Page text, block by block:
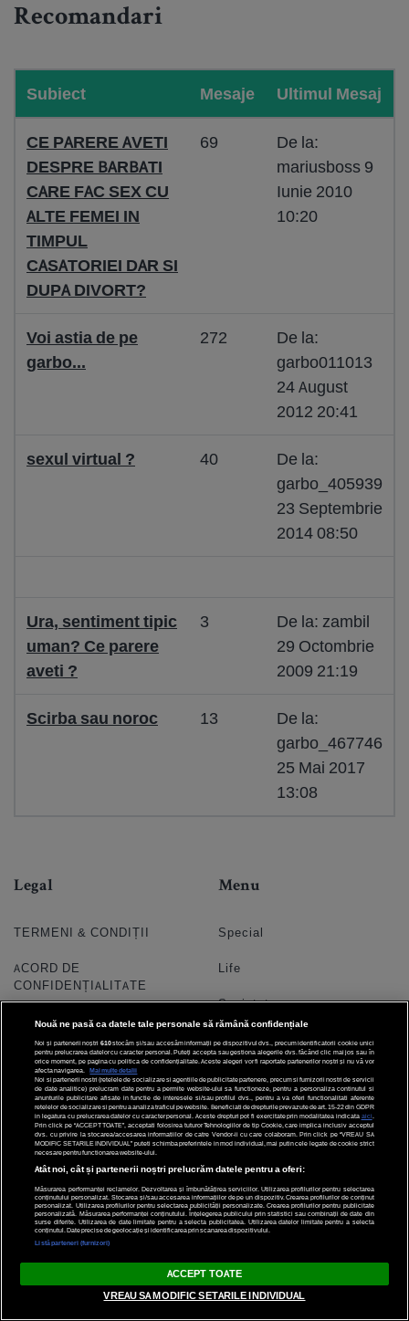
Recomandari
Subiect Mesaje Ultimul Mesaj
CE PARERE AVETI
DESPRE BARBATI
CARE FAC SEX CU
ALTE FEMEI IN
TIMPUL
CASATORIEI DAR SI
DUPA DIVORT?
69
De la:
mariusboss 9
Iunie 2010
10:20
Voi astia de pe
garbo...
272
De la:
garbo011013
24 August
2012 20:41
sexul virtual ? 40
De la:
garbo_405939
23 Septembrie
2014 08:50
Ura, sentiment tipic
uman? Ce parere
aveti ?
3
De la: zambil
29 Octombrie
2009 21:19
Scirba sau noroc 13
De la:
garbo_467746
25 Mai 2017
13:08
Legal
TERMENI & CONDIȚII
ACORD DE
CONFIDENȚIALITATE
POLITICA COOKIES
PRELUCRAREA DATELOR
CONTACT
SETĂRI COOKIE
Menu
Special
Life
Societate
Stil
Horoscop
Quiz
Echipa
Diverse
TESTELE GARBO
Nouă ne pasă ca datele tale personale să rămână confidențiale
Noi și partenerii noștri 610stocăm și/sau accesăm informații pe dispozitivul dvs., precum identificatorii cookie unici
pentru prelucrarea datelor cu caracter personal. Puteți accepta sau gestiona alegerile dvs. făcând clic mai jos sau în
orice moment, pe pagina cu politica de confidențialitate. Aceste alegeri vor fi raportate partenerilor noștri și nu vă vor
afecta navigarea.
Mai multe detalii
Noi si partenerii nostri (retelele de socializare si agentiile de publicitate partenere, precum si furnizorii nostri de servicii
de date analitice) prelucram date pentru a permite website-ului sa functioneze, pentru a personaliza continutul si
anunturile publicitare afisate in functie de interesele si/sau profilul dvs., pentru a va oferi functionalitati aferente
retelelor de socializare si pentru a analiza traficul pe website. Beneficiati de drepturile prevazute de art. 15-22 din GDPR
in legatura cu prelucrarea datelor cu caracter personal. Aceste drepturi pot fi exercitate prin modalitatea indicata aici
Prin click pe “ACCEPT TOATE”, acceptati folosirea tuturor Tehnologiilor de tip Cookie, care implica inclusiv acceptul
dvs. cu privire la stocarea/accesarea informatiilor de catre Vendor-ii cu care colaboram. Prin click pe “VREAU SA
MODIFIC SETARILE INDIVIDUAL” puteti schimba preferintele in mod individual, mai putin cele legate de cookie strict
necesare pentru functionarea website-ului.
Atât noi, cât și partenerii noștri prelucrăm datele pentru a oferi:
Măsurarea performanței reclamelor. Dezvoltarea și îmbunătățirea serviciilor. Utilizarea profilurilor pentru selectarea
conținutului personalizat. Stocarea și/sau accesarea informațiilor de pe un dispozitiv. Crearea profilurilor de conținut
personalizat. Utilizarea profilurilor pentru selectarea publicității personalizate. Crearea profilurilor pentru publicitate
personalizată. Măsurarea performanței conținutului. Înțelegerea publicului prin statistici sau combinații de date din
surse diferite. Utilizarea de date limitate pentru a selecta publicitatea. Utilizarea datelor limitate pentru a selecta
conținutul. Date precise de geolocație și identificarea prin scanarea dispozitivului.
Listă parteneri (furnizori)
ACCEPT TOATE
VREAU SA MODIFIC SETARILE INDIVIDUAL